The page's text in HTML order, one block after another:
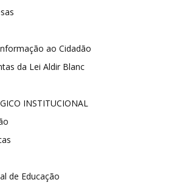
ao Cidadão
da Lei Aldir Blanc
INSTITUCIONAL
de Educação